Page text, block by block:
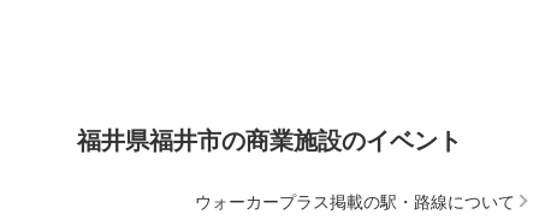
福井県福井市の商業施設のイベント
ウォーカープラス掲載の駅・路線について